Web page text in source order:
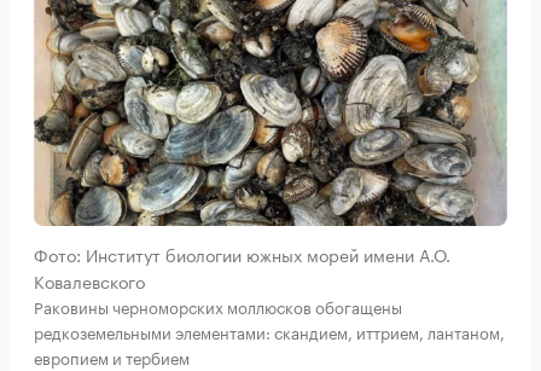
Фото: Институт биологии южных морей имени А.О.
Ковалевского
Раковины черноморских моллюсков обогащены
редкоземельными элементами: скандием, иттрием, лантаном,
европием и тербием